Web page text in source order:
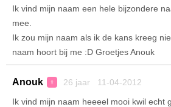
Ik vind mijn naam een hele bijzondere
mee.
Ik zou mijn naam als ik de kans kreeg
naam hoort bij me :D Groetjes Anouk
Anouk ♀ 26 jaar 11-04-2012
Ik vind mijn naam heeeel mooi kwil echt